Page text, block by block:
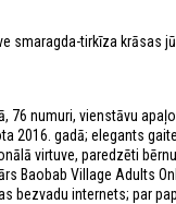
smaragda-tirkīza krāsas
76 numuri, vienstāvu
2016. gadā; elegants
virtuve, paredzēti
Baobab Village Adults
bezvadu internets; par